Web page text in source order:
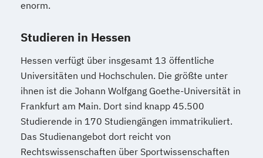
enorm.
Studieren in Hessen
Hessen verfügt über insgesamt 13 öffentliche
Universitäten und Hochschulen. Die größte unter
ihnen ist die Johann Wolfgang Goethe-Universität in
Frankfurt am Main. Dort sind knapp 45.500
Studierende in 170 Studiengängen immatrikuliert.
Das Studienangebot dort reicht von
Rechtswissenschaften über Sportwissenschaften